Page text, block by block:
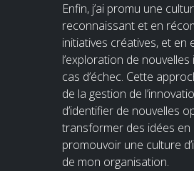
Enfin, j’ai promu une
reconnaissant et en
initiatives créatives, et en
l’exploration de
cas d’échec. Cette
de la gestion de
d’identifier de nouvelles
transformer des idées en
promouvoir une culture
de mon organisation.